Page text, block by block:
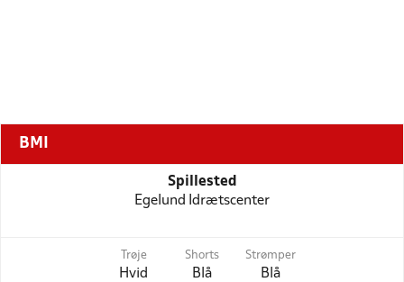
BMI
Spillested
Egelund Idrætscenter
Trøje
Hvid
Shorts
Blå
Strømper
Blå